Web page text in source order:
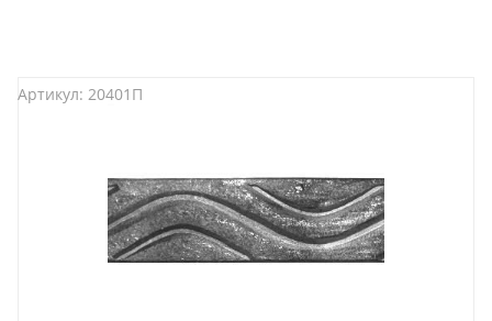
Артикул: 20401П